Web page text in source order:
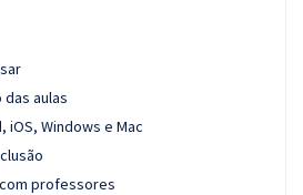
aulas
iOS, Windows e Mac
professores